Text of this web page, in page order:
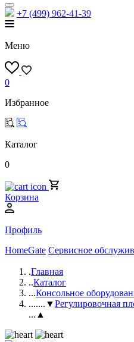
+7 (499) 962-41-39
Меню
0
Избранное
Каталог
0
Корзина
Профиль
HomeGate Сервисное
.Главная
..Каталог
...Консольное
.......▼Регулировочная
...▲